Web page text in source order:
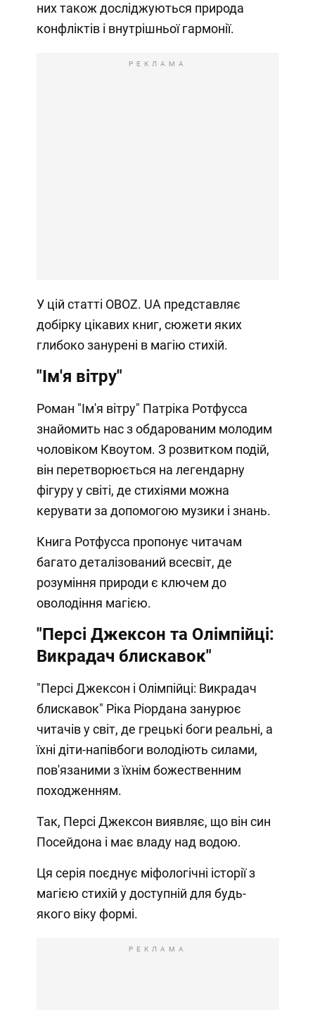
них також досліджуються природа
конфліктів і внутрішньої гармонії.
РЕКЛАМА
У цій статті OBOZ. UA представляє
добірку цікавих книг, сюжети яких
глибоко занурені в магію стихій.
"Ім'я вітру"
Роман "Ім'я вітру" Патріка Ротфусса
знайомить нас з обдарованим молодим
чоловіком Квоутом. З розвитком подій,
він перетворюється на легендарну
фігуру у світі, де стихіями можна
керувати за допомогою музики і знань.
Книга Ротфусса пропонує читачам
багато деталізований всесвіт, де
розуміння природи є ключем до
оволодіння магією.
"Персі Джексон та Олімпійці:
Викрадач блискавок"
"Персі Джексон і Олімпійці: Викрадач
блискавок" Ріка Ріордана занурює
читачів у світ, де грецькі боги реальні, а
їхні діти-напівбоги володіють силами,
пов'язаними з їхнім божественним
походженням.
Так, Персі Джексон виявляє, що він син
Посейдона і має владу над водою.
Ця серія поєднує міфологічні історії з
магією стихій у доступній для будь-
якого віку формі.
РЕКЛАМА